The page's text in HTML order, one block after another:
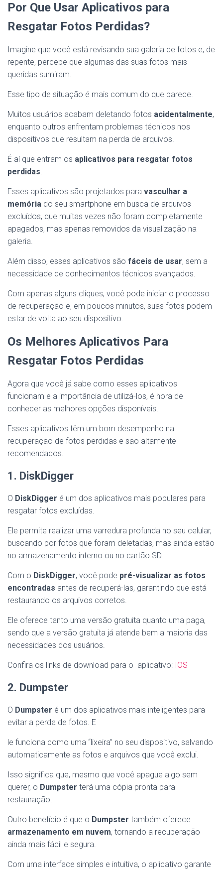
Por Que Usar Aplicativos para
Resgatar Fotos Perdidas?
Imagine que você está revisando sua galeria de fotos e, de
repente, percebe que algumas das suas fotos mais
queridas sumiram.
Esse tipo de situação é mais comum do que parece.
Muitos usuários acabam deletando fotos acidentalmente,
enquanto outros enfrentam problemas técnicos nos
dispositivos que resultam na perda de arquivos.
É aí que entram os aplicativos para resgatar fotos
perdidas.
Esses aplicativos são projetados para vasculhar a
memória do seu smartphone em busca de arquivos
excluídos, que muitas vezes não foram completamente
apagados, mas apenas removidos da visualização na
galeria.
Além disso, esses aplicativos são fáceis de usar, sem a
necessidade de conhecimentos técnicos avançados.
Com apenas alguns cliques, você pode iniciar o processo
de recuperação e, em poucos minutos, suas fotos podem
estar de volta ao seu dispositivo.
Os Melhores Aplicativos Para
Resgatar Fotos Perdidas
Agora que você já sabe como esses aplicativos
funcionam e a importância de utilizá-los, é hora de
conhecer as melhores opções disponíveis.
Esses aplicativos têm um bom desempenho na
recuperação de fotos perdidas e são altamente
recomendados.
1. DiskDigger
O DiskDigger é um dos aplicativos mais populares para
resgatar fotos excluídas.
Ele permite realizar uma varredura profunda no seu celular,
buscando por fotos que foram deletadas, mas ainda estão
no armazenamento interno ou no cartão SD.
Com o DiskDigger, você pode pré-visualizar as fotos
encontradas antes de recuperá-las, garantindo que está
restaurando os arquivos corretos.
Ele oferece tanto uma versão gratuita quanto uma paga,
sendo que a versão gratuita já atende bem a maioria das
necessidades dos usuários.
Confira os links de download para o aplicativo: IOS
2. Dumpster
O Dumpster é um dos aplicativos mais inteligentes para
evitar a perda de fotos. E
le funciona como uma “lixeira” no seu dispositivo, salvando
automaticamente as fotos e arquivos que você exclui.
Isso significa que, mesmo que você apague algo sem
querer, o Dumpster terá uma cópia pronta para
restauração.
Outro benefício é que o Dumpster também oferece
armazenamento em nuvem, tornando a recuperação
ainda mais fácil e segura.
Com uma interface simples e intuitiva, o aplicativo garante